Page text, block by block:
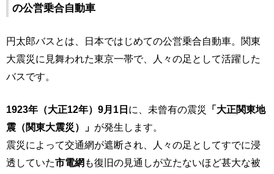
の公営乗合自動車
円太郎バスとは、日本ではじめての公営乗合自動車。関東
大震災に見舞われた東京一帯で、人々の足として活躍した
バスです。
1923年（大正12年）9月1日に、未曾有の震災
「大正関東地
震（関東大震災）」 が発生します。
震災によって交通網が遮断され、人々の足としてすでに浸
透していた市電網も復旧の見通しが立たないほど甚大な被